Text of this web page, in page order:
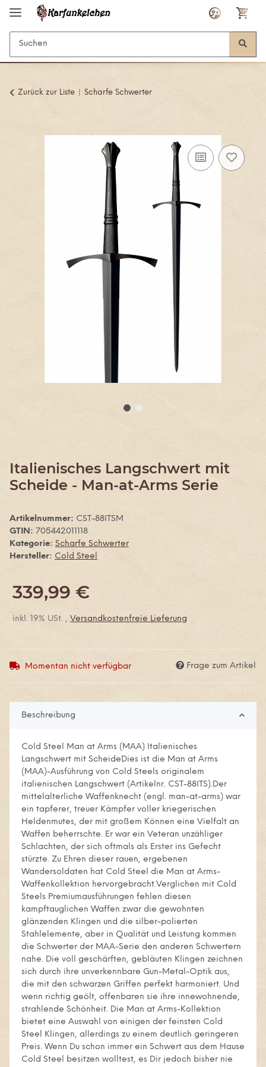
Zurück zur Liste Scharfe Schwerter
Italienisches Langschwert mit
Scheide - Man-at-Arms Serie
Artikelnummer: CST-88ITSM
GTIN: 705442011118
Kategorie: Scharfe Schwerter
Hersteller: Cold Steel
339,99 €
inkl. 19% USt. , Versandkostenfreie Lieferung
Momentan nicht verfügbar Frage zum Artikel
Beschreibung
Cold Steel Man at Arms (MAA) Italienisches
Langschwert mit ScheideDies ist die Man at Arms
(MAA)-Ausführung von Cold Steels originalem
italienischen Langschwert (Artikelnr. CST-88ITS).Der
mittelalterliche Waffenknecht (engl. man-at-arms) war
ein tapferer, treuer Kämpfer voller kriegerischen
Heldenmutes, der mit großem Können eine Vielfalt an
Waffen beherrschte. Er war ein Veteran unzähliger
Schlachten, der sich oftmals als Erster ins Gefecht
stürzte. Zu Ehren dieser rauen, ergebenen
Wandersoldaten hat Cold Steel die Man at Arms-
Waffenkollektion hervorgebracht.Verglichen mit Cold
Steels Premiumausführungen fehlen diesen
kampftauglichen Waffen zwar die gewohnten
glänzenden Klingen und die silber-polierten
Stahlelemente, aber in Qualität und Leistung kommen
die Schwerter der MAA-Serie den anderen Schwertern
nahe. Die voll geschärften, gebläuten Klingen zeichnen
sich durch ihre unverkennbare Gun-Metal-Optik aus,
die mit den schwarzen Griffen perfekt harmoniert. Und
wenn richtig geölt, offenbaren sie ihre innewohnende,
strahlende Schönheit. Die Man at Arms-Kollektion
bietet eine Auswahl von einigen der feinsten Cold
Steel Klingen, allerdings zu einem deutlich geringeren
Preis. Wenn Du schon immer ein Schwert aus dem Hause
Cold Steel besitzen wolltest, es Dir jedoch bisher nie